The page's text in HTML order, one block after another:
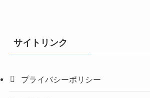
サイトリンク
プライバシーポリシー